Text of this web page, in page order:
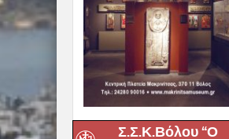
Σ.Σ.Κ.Βόλου “Ο